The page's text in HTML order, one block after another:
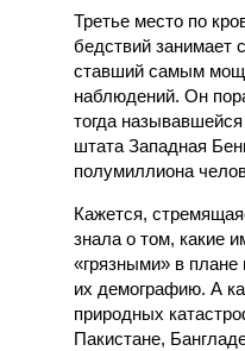
Третье место по
бедствий занимает
ставший самым
наблюдений. Он
тогда
штата Западная
полумиллиона
Кажется,
знала о том, какие
«грязными» в плане
их демографию. А
природных
Пакистане,